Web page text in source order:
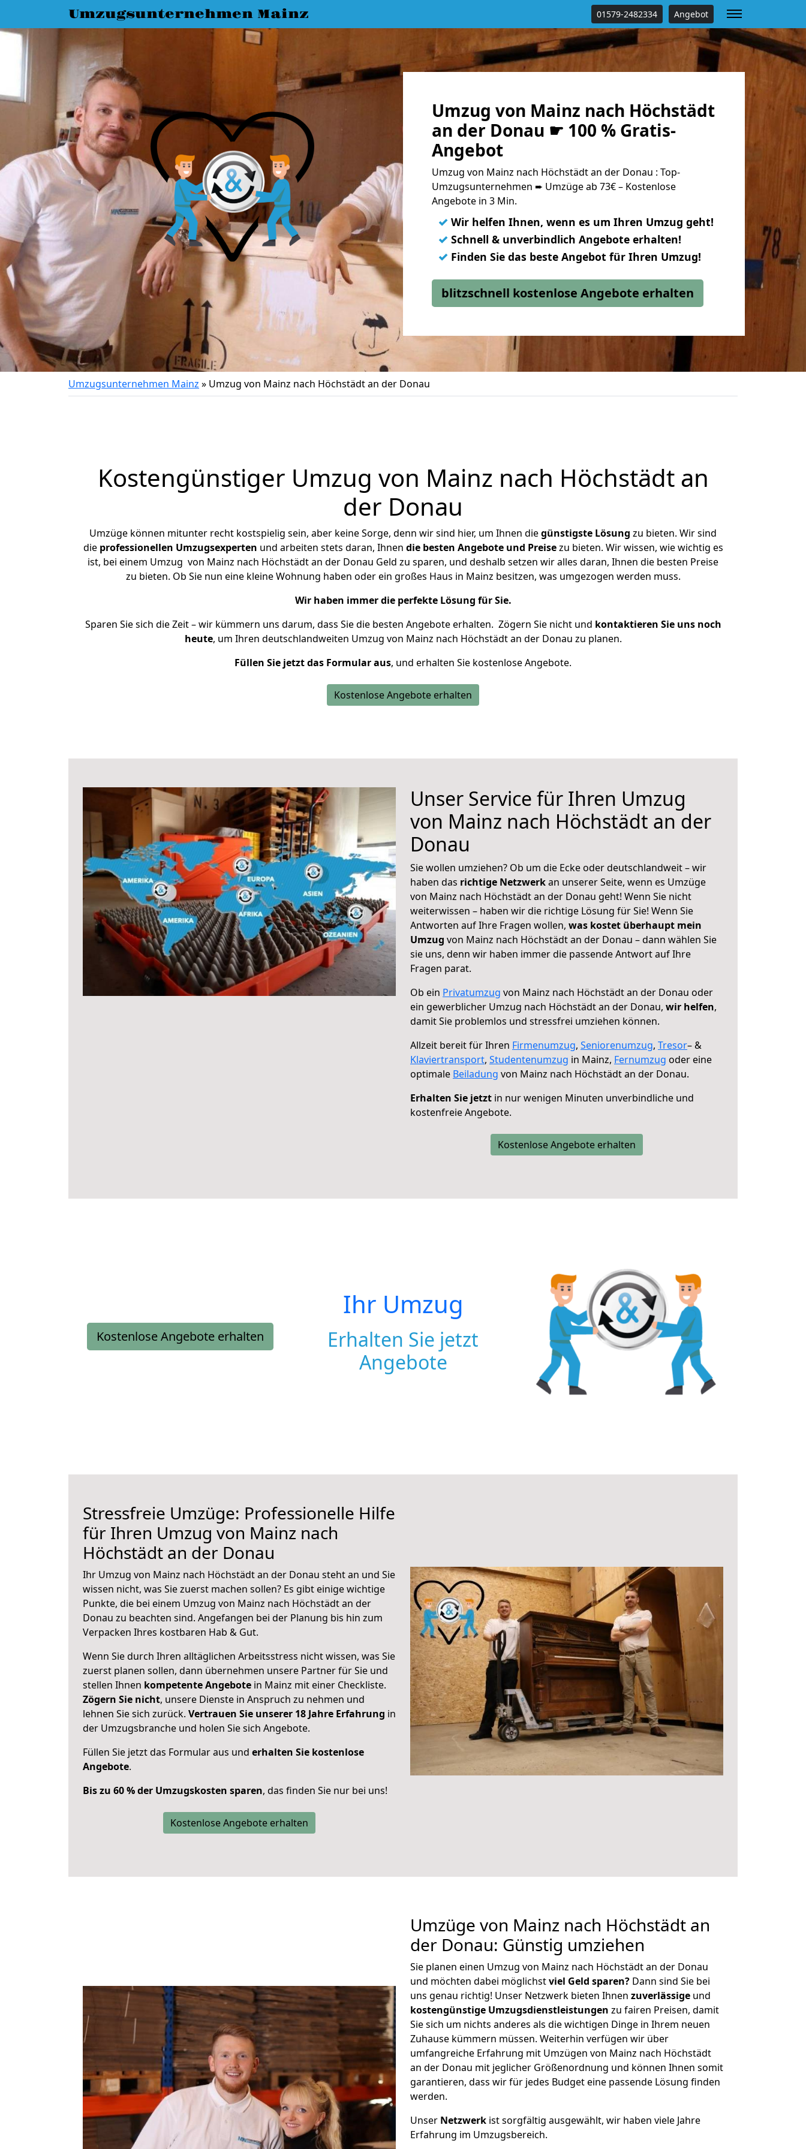
Umzugsunternehmen Mainz 01579-2482334 Angebot
Umzug von Mainz nach Höchstädt
an der Donau ☛ 100 % Gratis-
Angebot
Umzug von Mainz nach Höchstädt an der Donau : Top-
Umzugsunternehmen ➨ Umzüge ab 73€ – Kostenlose
Angebote in 3 Min.
✓ Wir helfen Ihnen, wenn es um Ihren Umzug geht!
✓ Schnell & unverbindlich Angebote erhalten!
✓ Finden Sie das beste Angebot für Ihren Umzug!
blitzschnell kostenlose Angebote erhalten
Umzugsunternehmen Mainz » Umzug von Mainz nach Höchstädt an der Donau
Kostengünstiger Umzug von Mainz nach Höchstädt an
der Donau
Umzüge können mitunter recht kostspielig sein, aber keine Sorge, denn wir sind hier, um Ihnen diegünstigste Lösung zu bieten. Wir sind
die professionellen Umzugsexperten und arbeiten stets daran, Ihnen die besten Angebote und Preisezu bieten. Wir wissen, wie wichtig es
ist, bei einem Umzug von Mainz nach Höchstädt an der Donau Geld zu sparen, und deshalb setzen wir alles daran, Ihnen die besten Preise
zu bieten. Ob Sie nun eine kleine Wohnung haben oder ein großes Haus in Mainz besitzen, was umgezogen werden muss.
Wir haben immer die perfekte Lösung für Sie.
Sparen Sie sich die Zeit – wir kümmern uns darum, dass Sie die besten Angebote erhalten. Zögern Sie nicht und kontaktieren Sie uns noch
heute, um Ihren deutschlandweiten Umzug von Mainz nach Höchstädt an der Donau zu planen.
Füllen Sie jetzt das Formular aus, und erhalten Sie kostenlose Angebote.
Kostenlose Angebote erhalten
Unser Service für Ihren Umzug
von Mainz nach Höchstädt an der
Donau
Sie wollen umziehen? Ob um die Ecke oder deutschlandweit – wir
haben das richtige Netzwerkan unserer Seite, wenn es Umzüge
von Mainz nach Höchstädt an der Donau geht! Wenn Sie nicht
weiterwissen – haben wir die richtige Lösung für Sie! Wenn Sie
Antworten auf Ihre Fragen wollen, was kostet überhaupt mein
Umzug von Mainz nach Höchstädt an der Donau – dann wählen Sie
sie uns, denn wir haben immer die passende Antwort auf Ihre
Fragen parat.
Ob ein Privatumzug von Mainz nach Höchstädt an der Donau oder
ein gewerblicher Umzug nach Höchstädt an der Donau, wir helfen,
damit Sie problemlos und stressfrei umziehen können.
Allzeit bereit für Ihren Firmenumzug, Seniorenumzug, Tresor– &
Klaviertransport, Studentenumzug in Mainz, Fernumzug oder eine
optimale Beiladung von Mainz nach Höchstädt an der Donau.
Erhalten Sie jetzt in nur wenigen Minuten unverbindliche und
kostenfreie Angebote.
Kostenlose Angebote erhalten
Kostenlose Angebote erhalten
Ihr Umzug
Erhalten Sie jetzt
Angebote
Stressfreie Umzüge: Professionelle Hilfe
für Ihren Umzug von Mainz nach
Höchstädt an der Donau
Ihr Umzug von Mainz nach Höchstädt an der Donau steht an und Sie
wissen nicht, was Sie zuerst machen sollen? Es gibt einige wichtige
Punkte, die bei einem Umzug von Mainz nach Höchstädt an der
Donau zu beachten sind. Angefangen bei der Planung bis hin zum
Verpacken Ihres kostbaren Hab & Gut.
Wenn Sie durch Ihren alltäglichen Arbeitsstress nicht wissen, was Sie
zuerst planen sollen, dann übernehmen unsere Partner für Sie und
stellen Ihnen kompetente Angebote in Mainz mit einer Checkliste.
Zögern Sie nicht, unsere Dienste in Anspruch zu nehmen und
lehnen Sie sich zurück. Vertrauen Sie unserer 18 Jahre Erfahrung in
der Umzugsbranche und holen Sie sich Angebote.
Füllen Sie jetzt das Formular aus und erhalten Sie kostenlose
Angebote.
Bis zu 60 % der Umzugskosten sparen, das finden Sie nur bei uns!
Kostenlose Angebote erhalten
Umzüge von Mainz nach Höchstädt an
der Donau: Günstig umziehen
Sie planen einen Umzug von Mainz nach Höchstädt an der Donau
und möchten dabei möglichstviel Geld sparen? Dann sind Sie bei
uns genau richtig! Unser Netzwerk bieten Ihnen zuverlässige und
kostengünstige Umzugsdienstleistungen zu fairen Preisen, damit
Sie sich um nichts anderes als die wichtigen Dinge in Ihrem neuen
Zuhause kümmern müssen. Weiterhin verfügen wir über
umfangreiche Erfahrung mit Umzügen von Mainz nach Höchstädt
an der Donau mit jeglicher Größenordnung und können Ihnen somit
garantieren, dass wir für jedes Budget eine passende Lösung finden
werden.
Unser Netzwerk ist sorgfältig ausgewählt, wir haben viele Jahre
Erfahrung im Umzugsbereich.